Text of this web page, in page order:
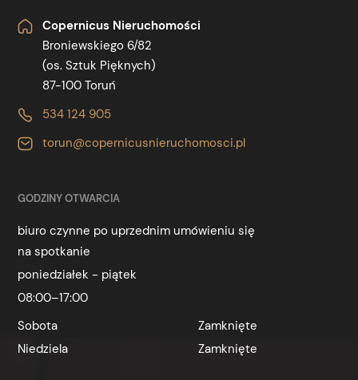
Copernicus Nieruchomości
Broniewskiego 6/82
(os. Sztuk Pięknych)
87-100 Toruń
534 124 905
torun@copernicusnieruchomosci.pl
GODZINY OTWARCIA
biuro czynne po uprzednim umówieniu się
na spotkanie
poniedziałek - piątek
08:00–17:00
Sobota
Zamknięte
Niedziela
Zamknięte